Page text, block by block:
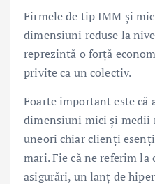
Firmele de tip IMM și
dimensiuni reduse la
reprezintă o forță
privite ca un colectiv.
Foarte important este că
dimensiuni mici și
uneori chiar clienți
mari. Fie că ne referim la
asigurări, un lanț de